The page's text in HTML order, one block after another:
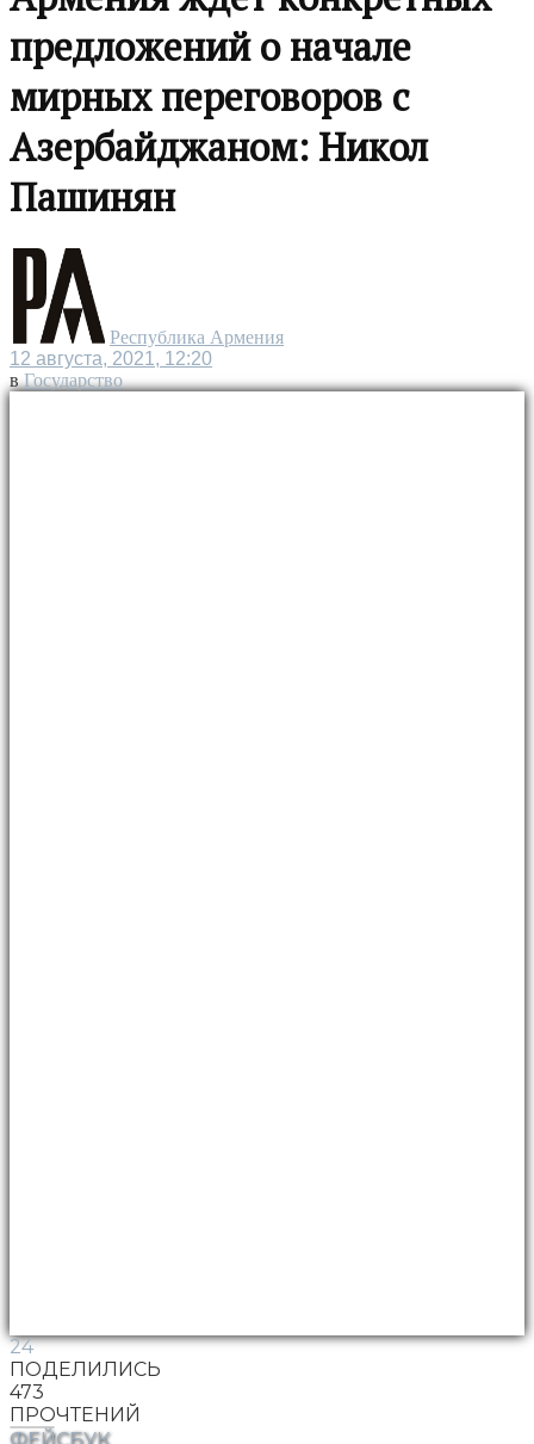
предложений о начале
мирных переговоров с
Азербайджаном: Никол
Пашинян
Республика Армения
12 августа, 2021, 12:20
в Государство
24
ПОДЕЛИЛИСЬ
473
ПРОЧТЕНИЙ